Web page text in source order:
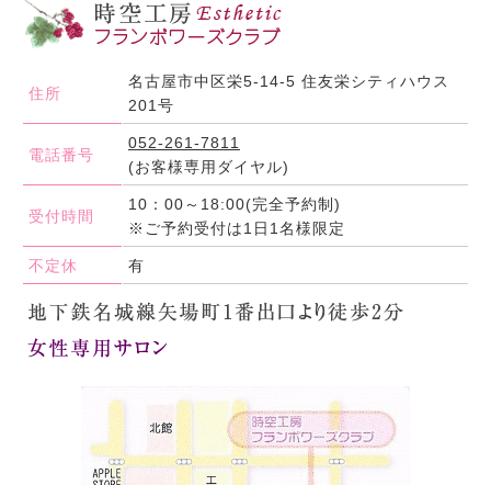
住所
名古屋市中区栄5-14-5 住友栄シティハウス
201号
電話番号
052-261-7811
(お客様専用ダイヤル)
受付時間
10：00～18:00(完全予約制)
※ご予約受付は1日1名様限定
不定休 有